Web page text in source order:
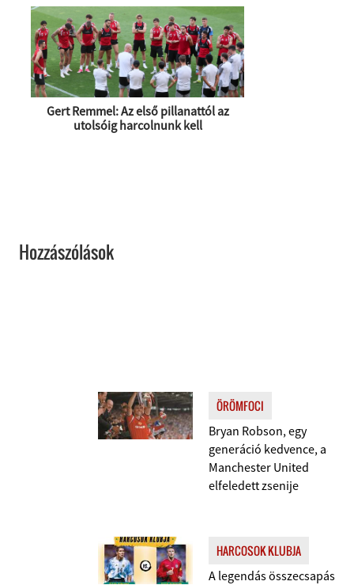
Gert Remmel: Az első pillanattól az
utolsóig harcolnunk kell
Hozzászólások
ÖRÖMFOCI
Bryan Robson, egy
generáció kedvence, a
Manchester United
elfeledett zsenije
HARCOSOK KLUBJA
A legendás összecsapás